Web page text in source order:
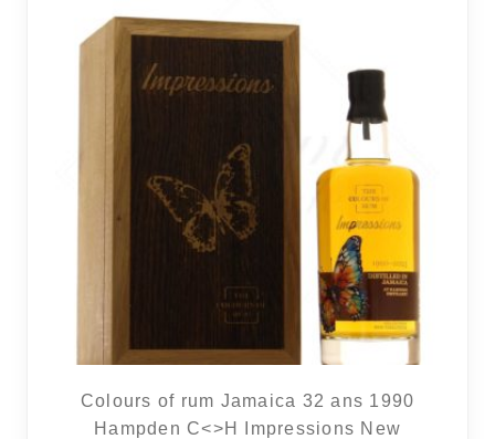
Colours of rum Jamaica 32 ans 1990
Hampden C<>H Impressions New